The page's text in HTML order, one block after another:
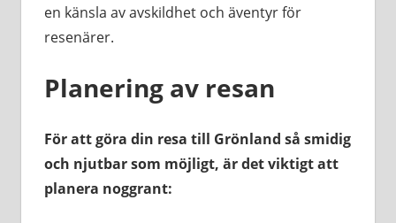
en känsla av avskildhet och äventyr för
resenärer.
Planering av resan
För att göra din resa till Grönland så smidig
och njutbar som möjligt, är det viktigt att
planera noggrant: